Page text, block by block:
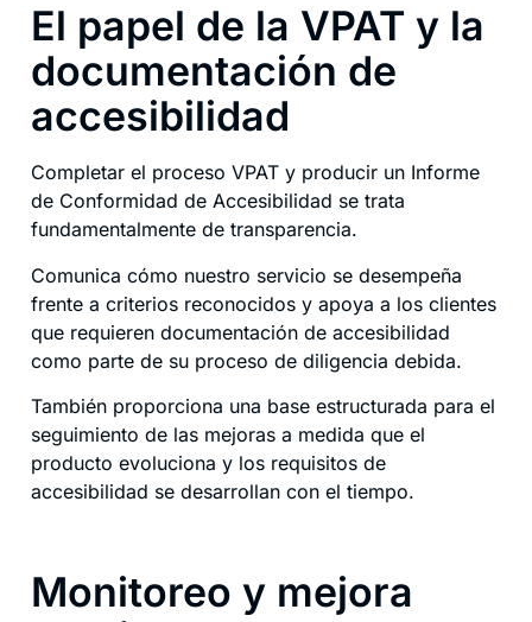
El papel de la VPAT y la
documentación de
accesibilidad
Completar el proceso VPAT y producir un Informe
de Conformidad de Accesibilidad se trata
fundamentalmente de transparencia.
Comunica cómo nuestro servicio se desempeña
frente a criterios reconocidos y apoya a los clientes
que requieren documentación de accesibilidad
como parte de su proceso de diligencia debida.
También proporciona una base estructurada para el
seguimiento de las mejoras a medida que el
producto evoluciona y los requisitos de
accesibilidad se desarrollan con el tiempo.
Monitoreo y mejora